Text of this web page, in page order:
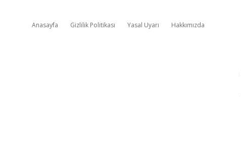
Anasayfa Gizlilik Politikası Yasal Uyarı Hakkımızda